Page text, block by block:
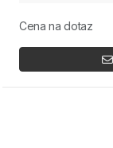
Cena na dotaz